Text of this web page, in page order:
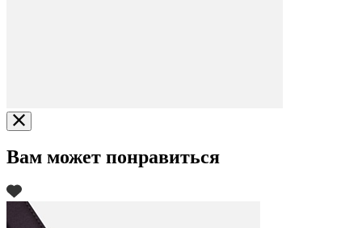
Вам может понравиться